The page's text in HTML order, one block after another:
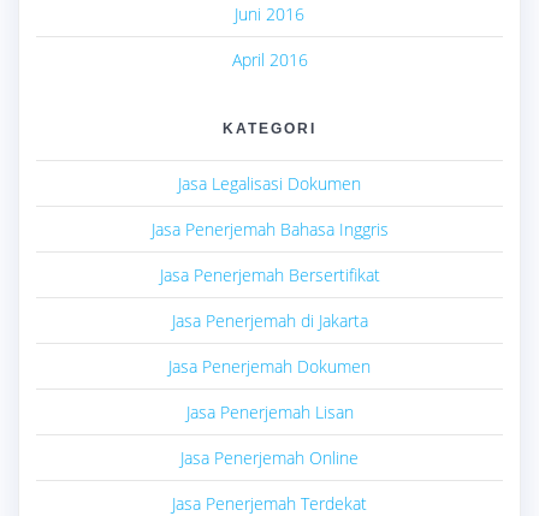
Juni 2016
April 2016
KATEGORI
Jasa Legalisasi Dokumen
Jasa Penerjemah Bahasa Inggris
Jasa Penerjemah Bersertifikat
Jasa Penerjemah di Jakarta
Jasa Penerjemah Dokumen
Jasa Penerjemah Lisan
Jasa Penerjemah Online
Jasa Penerjemah Terdekat